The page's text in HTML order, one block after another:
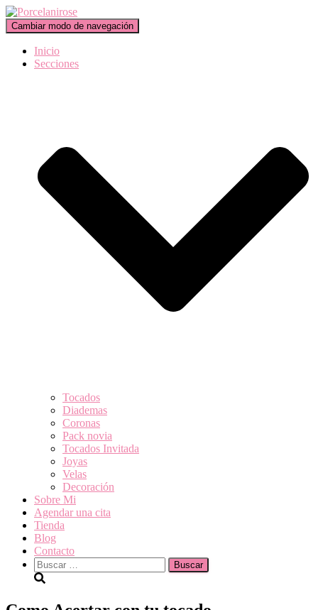
Cambiar modo de navegación
Inicio
Secciones
Tocados
Diademas
Coronas
Pack novia
Tocados Invitada
Joyas
Velas
Decoración
Sobre Mi
Agendar una cita
Tienda
Blog
Contacto
Buscar: